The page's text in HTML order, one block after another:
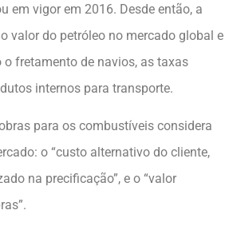
em vigor em 2016. Desde então, a
valor do petróleo no mercado global e
fretamento de navios, as taxas
internos para transporte.
para os combustíveis considera
o “custo alternativo do cliente,
na precificação”, e o “valor